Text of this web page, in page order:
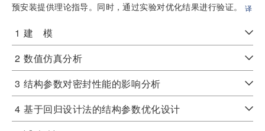
预安装提供理论指导。同时，通过实验对优化结果进行验证。
译
1 建 模
2 数值仿真分析
3 结构参数对密封性能的影响分析
4 基于回归设计法的结构参数优化设计